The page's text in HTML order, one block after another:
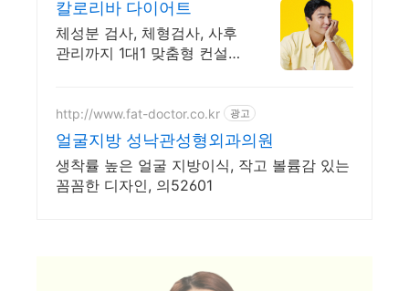
칼로리바 다이어트
체성분 검사, 체형검사, 사후
관리까지 1대1 맞춤형 컨설팅
http://www.fat-doctor.co.kr 광고
얼굴지방 성낙관성형외과의원
생착률 높은 얼굴 지방이식, 작고 볼륨감 있는
꼼꼼한 디자인, 의52601